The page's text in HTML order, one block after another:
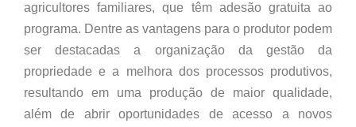
agricultores familiares, que têm adesão gratuita ao
programa. Dentre as vantagens para o produtor podem
ser destacadas a organização da gestão da
propriedade e a melhora dos processos produtivos,
resultando em uma produção de maior qualidade,
além de abrir oportunidades de acesso a novos